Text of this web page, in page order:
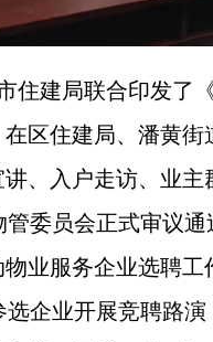
住建局联合印发了
区住建局、潘黄
、入户走访、业
委员会正式审议
业服务企业选聘
企业开展竞聘路